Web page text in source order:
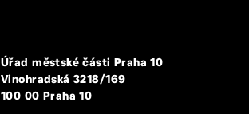
Úřad městské části Praha 10
Vinohradská 3218/169
100 00 Praha 10